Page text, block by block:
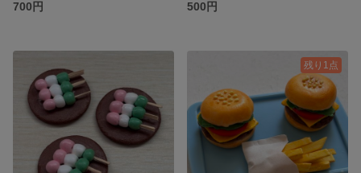
700円
500円
残り1点